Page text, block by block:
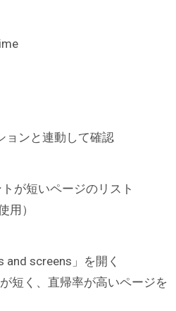
ョンと連動して確認
が短いページのリスト
用）
and screens」を開く
短く、直帰率が高いページを